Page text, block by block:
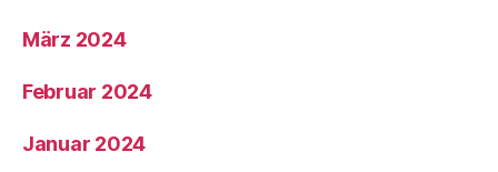
März 2024
Februar 2024
Januar 2024